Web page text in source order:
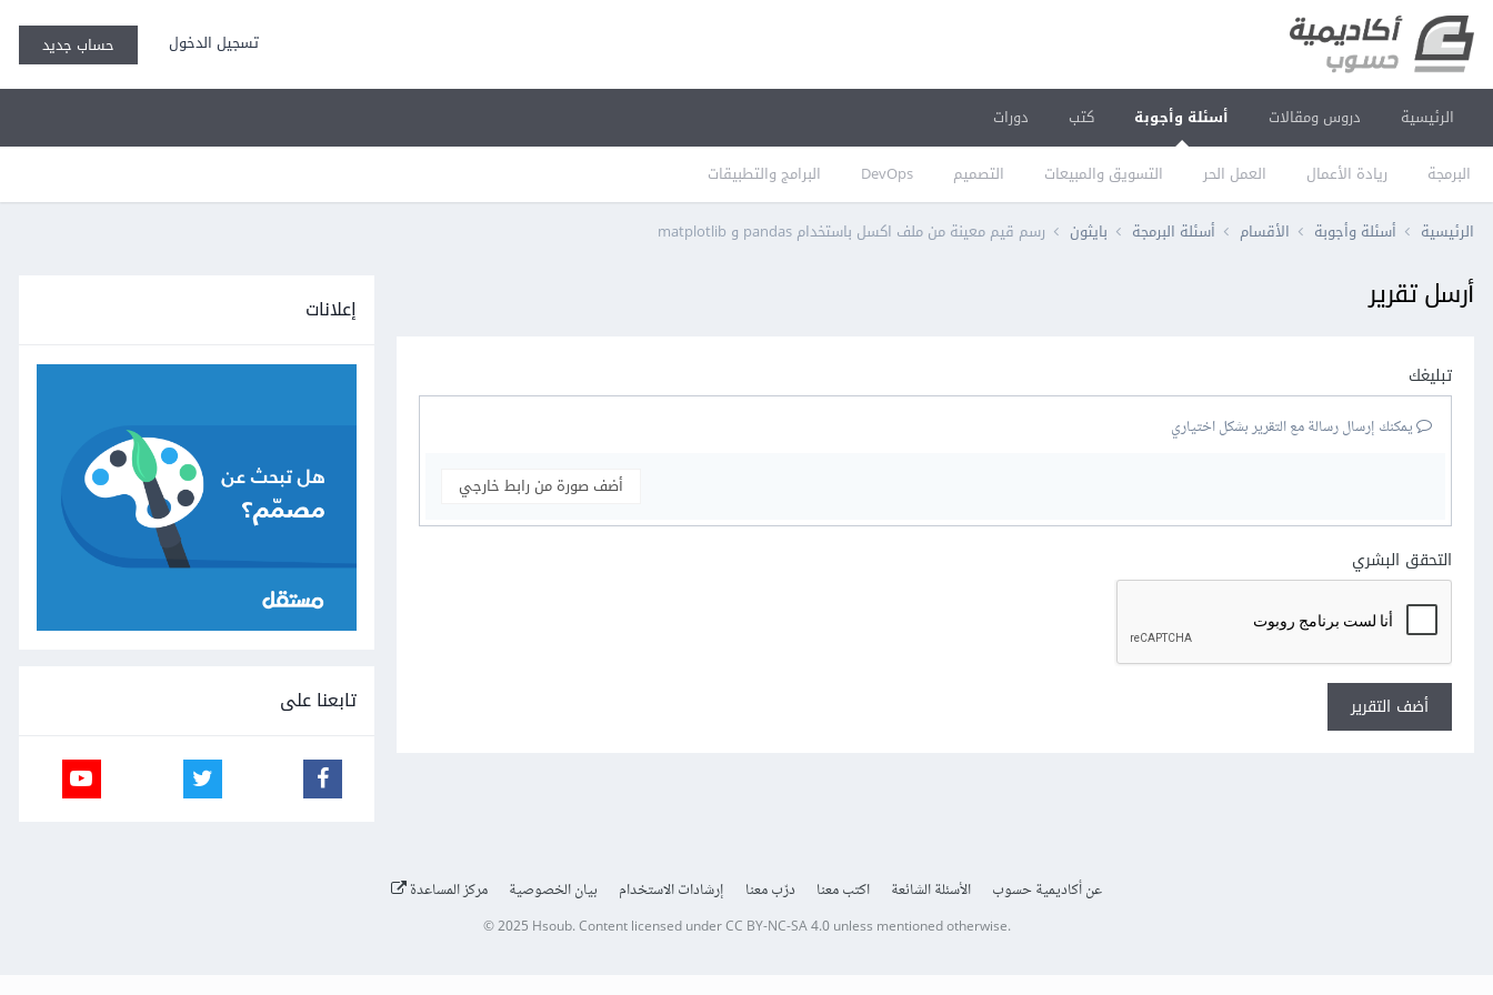
تسجيل الدخول حساب جديد
الرئيسية دروس ومقالات أسئلة وأجوبة
البرمجة ريادة الأعمال العمل الحر التسويق والمبيعات التصميم DevOps البرامج والتطبيقات
كتب دورات
الرئيسية أسئلة وأجوبة الأقسام أسئلة البرمجة بايثون رسم قيم معينة من ملف اكسل باستخدام pandas و matplotlib
أرسل تقرير
تبليغك
يمكنك إرسال رسالة مع التقرير بشكل اختياري
أضف صورة من رابط خارجي
التحقق البشري
أضف التقرير
إعلانات
تابعنا على
عن أكاديمية حسوب الأسئلة الشائعة اكتب معنا درّب معنا إرشادات الاستخدام بيان الخصوصية مركز المساعدة
© 2025 Hsoub.Content licensed underCC BY-NC-SA 4.0unless mentioned otherwise.